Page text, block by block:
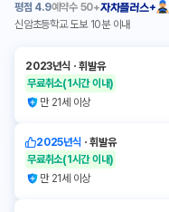
평점 4.9예약수 50+자차플러스+
신암초등학교 도보 10분 이내
2023년식 ㆍ휘발유
무료취소(1시간 이내)
만 21세 이상
2025년식 ㆍ휘발유
무료취소(1시간 이내)
만 21세 이상